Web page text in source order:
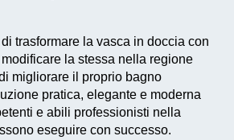
trasformare la vasca in doccia con
la stessa nella regione
migliorare il proprio bagno
pratica, elegante e moderna
e abili professionisti nella
eseguire con successo.